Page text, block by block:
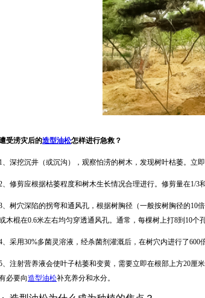
受涝灾后的造型油松怎样进行急救？
1、深挖沉井（或沉沟），观察怕涝的树木，发现树叶枯萎。立
、修剪应根据枯萎程度和树木生长情况合理进行。修剪量在1/3
、树穴深陷的拐弯和通风孔，根据树胸径（一般按树胸径的10
木棍在0.6米左右均匀穿透通风孔。通常，每棵树上打8到10个
、采用30%多菌灵溶液，经杀菌剂灌溉后，在树穴内进行了600
、注射营养液会使叶子枯萎和变黄，需要立即在根部上方20厘
必要向造型油松补充养分和水分。